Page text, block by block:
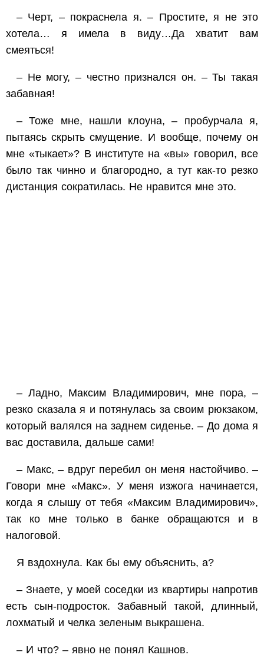
– Черт, – покраснела я. – Простите, я не это
хотела… я имела в виду…Да хватит вам
смеяться!
– Не могу, – честно признался он. – Ты такая
забавная!
– Тоже мне, нашли клоуна, – пробурчала я,
пытаясь скрыть смущение. И вообще, почему он
мне «тыкает»? В институте на «вы» говорил, все
было так чинно и благородно, а тут как-то резко
дистанция сократилась. Не нравится мне это.
– Ладно, Максим Владимирович, мне пора, –
резко сказала я и потянулась за своим рюкзаком,
который валялся на заднем сиденье. – До дома я
вас доставила, дальше сами!
– Макс, – вдруг перебил он меня настойчиво. –
Говори мне «Макс». У меня изжога начинается,
когда я слышу от тебя «Максим Владимирович»,
так ко мне только в банке обращаются и в
налоговой.
Я вздохнула. Как бы ему объяснить, а?
– Знаете, у моей соседки из квартиры напротив
есть сын-подросток. Забавный такой, длинный,
лохматый и челка зеленым выкрашена.
– И что? – явно не понял Кашнов.